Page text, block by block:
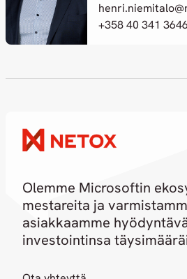
+358 40 341 3646
Olemme Microsoftin
mestareita ja
asiakkaamme
investointinsa